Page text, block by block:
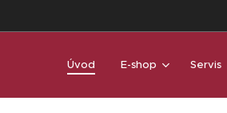
Úvod E-shop Servis